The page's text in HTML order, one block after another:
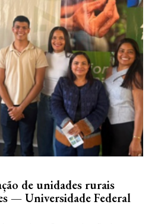
de unidades rurais
— Universidade Federal